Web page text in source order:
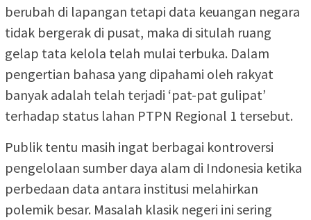
berubah di lapangan tetapi data keuangan negara
tidak bergerak di pusat, maka di situlah ruang
gelap tata kelola telah mulai terbuka. Dalam
pengertian bahasa yang dipahami oleh rakyat
banyak adalah telah terjadi ‘pat-pat gulipat’
terhadap status lahan PTPN Regional 1 tersebut.
Publik tentu masih ingat berbagai kontroversi
pengelolaan sumber daya alam di Indonesia ketika
perbedaan data antara institusi melahirkan
polemik besar. Masalah klasik negeri ini sering